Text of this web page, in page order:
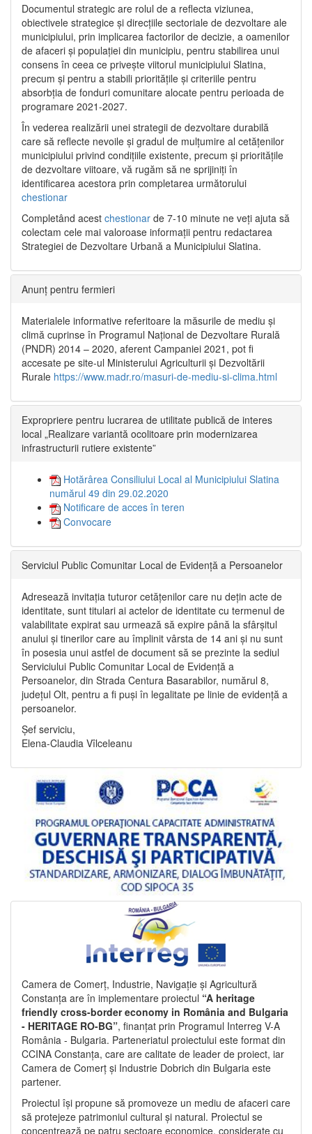
Documentul strategic are rolul de a reflecta viziunea,
obiectivele strategice și direcțiile sectoriale de dezvoltare ale
municipiului, prin implicarea factorilor de decizie, a oamenilor
de afaceri și populației din municipiu, pentru stabilirea unui
consens în ceea ce privește viitorul municipiului Slatina,
precum și pentru a stabili prioritățile și criteriile pentru
absorbția de fonduri comunitare alocate pentru perioada de
programare 2021-2027.
În vederea realizării unei strategii de dezvoltare durabilă
care să reflecte nevoile și gradul de mulțumire al cetățenilor
municipiului privind condițiile existente, precum și prioritățile
de dezvoltare viitoare, vă rugăm să ne sprijiniți în
identificarea acestora prin completarea următorului
chestionar
Completând acest chestionar de 7-10 minute ne veți ajuta să
colectam cele mai valoroase informații pentru redactarea
Strategiei de Dezvoltare Urbană a Municipiului Slatina.
Anunț pentru fermieri
Materialele informative referitoare la măsurile de mediu și
climă cuprinse în Programul Național de Dezvoltare Rurală
(PNDR) 2014 – 2020, aferent Campaniei 2021, pot fi
accesate pe site-ul Ministerului Agriculturii și Dezvoltării
Rurale https://www.madr.ro/masuri-de-mediu-si-clima.html
Expropriere pentru lucrarea de utilitate publică de interes
local „Realizare variantă ocolitoare prin modernizarea
infrastructurii rutiere existente”
Hotărârea Consiliului Local al Municipiului Slatina
numărul 49 din 29.02.2020
Notificare de acces în teren
Convocare
Serviciul Public Comunitar Local de Evidență a Persoanelor
Adresează invitația tuturor cetățenilor care nu dețin acte de
identitate, sunt titulari ai actelor de identitate cu termenul de
valabilitate expirat sau urmează să expire până la sfârșitul
anului și tinerilor care au împlinit vârsta de 14 ani și nu sunt
în posesia unui astfel de document să se prezinte la sediul
Serviciului Public Comunitar Local de Evidență a
Persoanelor, din Strada Centura Basarabilor, numărul 8,
județul Olt, pentru a fi puși în legalitate pe linie de evidență a
persoanelor.
Șef serviciu,
Elena-Claudia Vîlceleanu
Camera de Comerț, Industrie, Navigație și Agricultură
Constanța are în implementare proiectul “A heritage
friendly cross-border economy in România and Bulgaria
- HERITAGE RO-BG”, finanțat prin Programul Interreg V-A
România - Bulgaria. Parteneriatul proiectului este format din
CCINA Constanța, care are calitate de leader de proiect, iar
Camera de Comerț și Industrie Dobrich din Bulgaria este
partener.
Proiectul își propune să promoveze un mediu de afaceri care
să protejeze patrimoniul cultural și natural. Proiectul se
concentrează pe patru sectoare economice, considerate cu